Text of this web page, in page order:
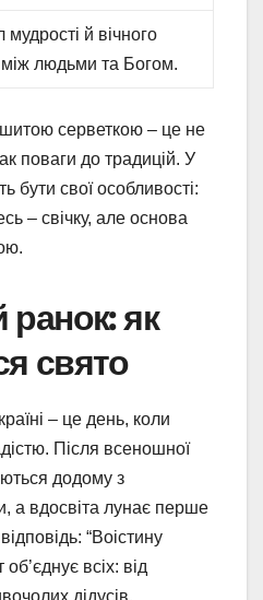
й вічного
між людьми та Богом.
серветкою – це не
поваги до традицій. У
бути свої особливості:
– свічку, але основа
ранок: як
свято
– це день, коли
Після всеношної
додому з
а вдосвіта лунає перше
“Воістину
всіх: від